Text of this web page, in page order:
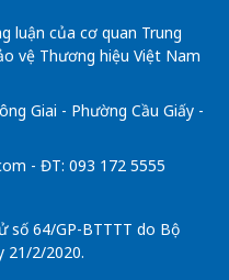
luận của cơ quan Trung
vệ Thương hiệu Việt Nam
Giai - Phường Cầu Giấy -
- ĐT: 093 172 5555
số 64/GP-BTTTT do Bộ
21/2/2020.